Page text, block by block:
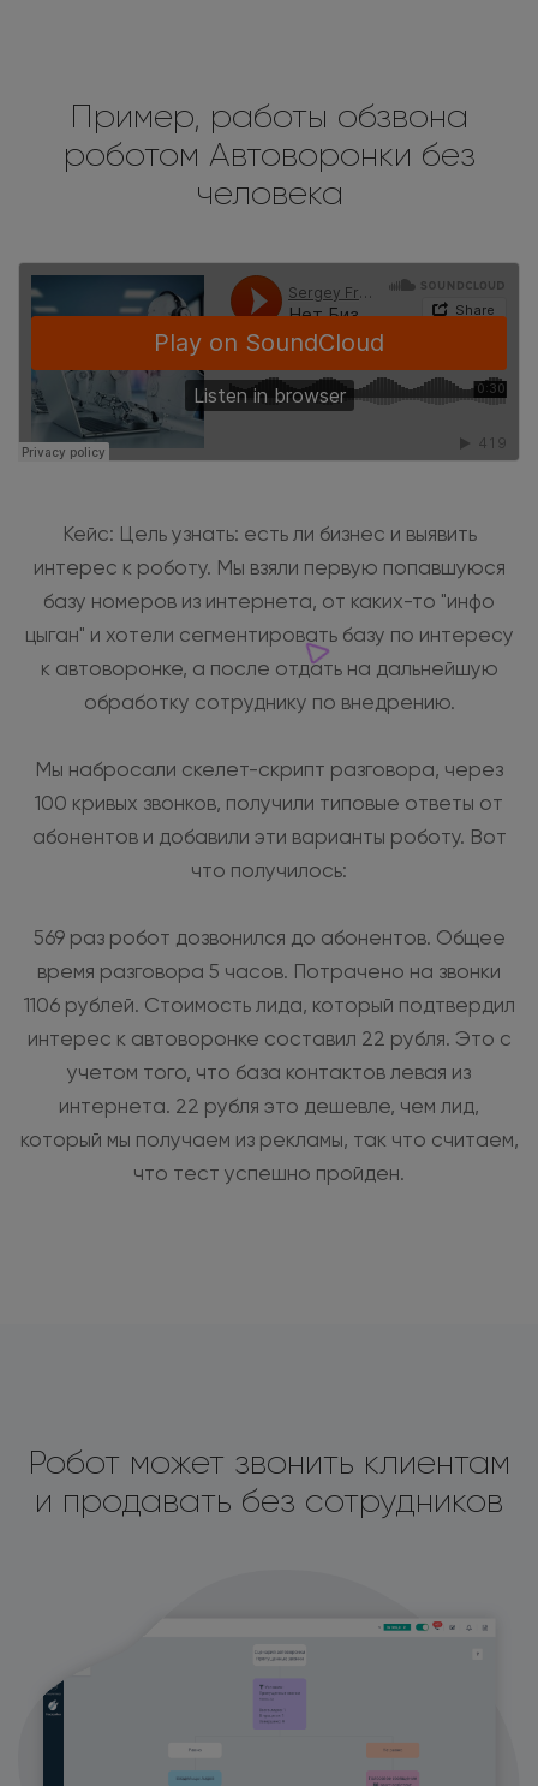
Пример, работы обзвона
роботом Автоворонки без
человека
Кейс: Цель узнать: есть ли бизнес и выявить
интерес к роботу. Мы взяли первую попавшуюся
базу номеров из интернета, от каких-то "инфо
цыган" и хотели сегментировать базу по интересу
к автоворонке, а после отдать на дальнейшую
обработку сотруднику по внедрению.
Мы набросали скелет-скрипт разговора, через
100 кривых звонков, получили типовые ответы от
абонентов и добавили эти варианты роботу. Вот
что получилось:
569 раз робот дозвонился до абонентов. Общее
время разговора 5 часов. Потрачено на звонки
1106 рублей. Стоимость лида, который подтвердил
интерес к автоворонке составил 22 рубля. Это с
учетом того, что база контактов левая из
интернета. 22 рубля это дешевле, чем лид,
который мы получаем из рекламы, так что считаем,
что тест успешно пройден.
Робот может звонить клиентам
и продавать без сотрудников